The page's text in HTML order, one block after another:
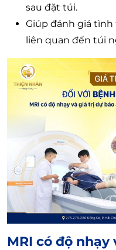
sau đặt túi.
Giúp đánh giá
liên quan đến túi
MRI có độ